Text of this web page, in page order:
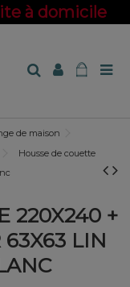
à domicile
de maison
Housse de couette
220X240 +
LIN